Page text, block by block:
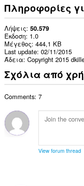
Πληροφορίες
Λήψεις 50.579
Έκδοση 1.0
Μέγεθος 444,1 KB
Last update 02/11/2015
Άδεια Copyright 2015
Σχόλια από
Comments: 7
View forum thread